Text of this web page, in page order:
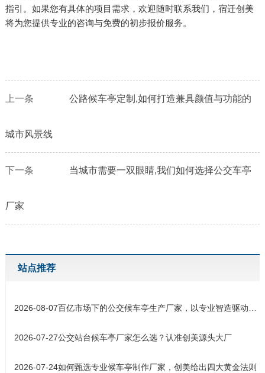
指引。如果您有具体的项目需求，欢迎随时联系我们，宿迁创美
将为您提供专业的咨询与免费的初步报价服务。
上一条 公路候车亭定制,如何打造兼具颜值与功能的
城市风景线
下一条 当城市需要一双眼睛,我们如何选择公交车亭
厂家
站点推荐
2026-08-07百亿市场下的公交候车亭生产厂家，以专业智造驱动城市交通设施升
2026-07-27公交站台候车亭厂家怎么选？认准创美源头大厂
2026-07-24如何甄选专业候车亭制作厂家，创美给出四大黄金法则